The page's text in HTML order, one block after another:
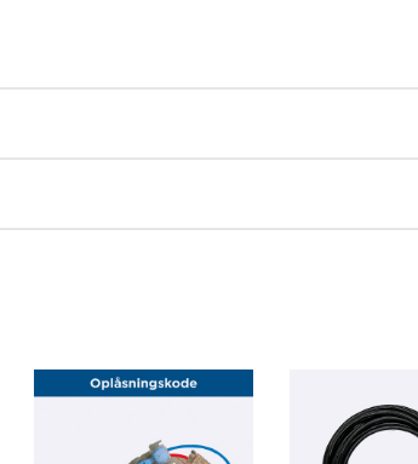
EZ-Pilot Pro)
Beidou og QZSS-konstellationer